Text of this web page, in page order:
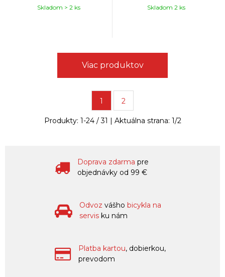
Skladom > 2 ks Skladom 2 ks
Viac produktov
1 2
Produkty: 1-24/31 | Aktuálna strana: 1/2
Doprava zdarma pre
objednávky od 99 €
Odvoz vášho bicykla na
servis ku nám
Platba kartou, dobierkou,
prevodom